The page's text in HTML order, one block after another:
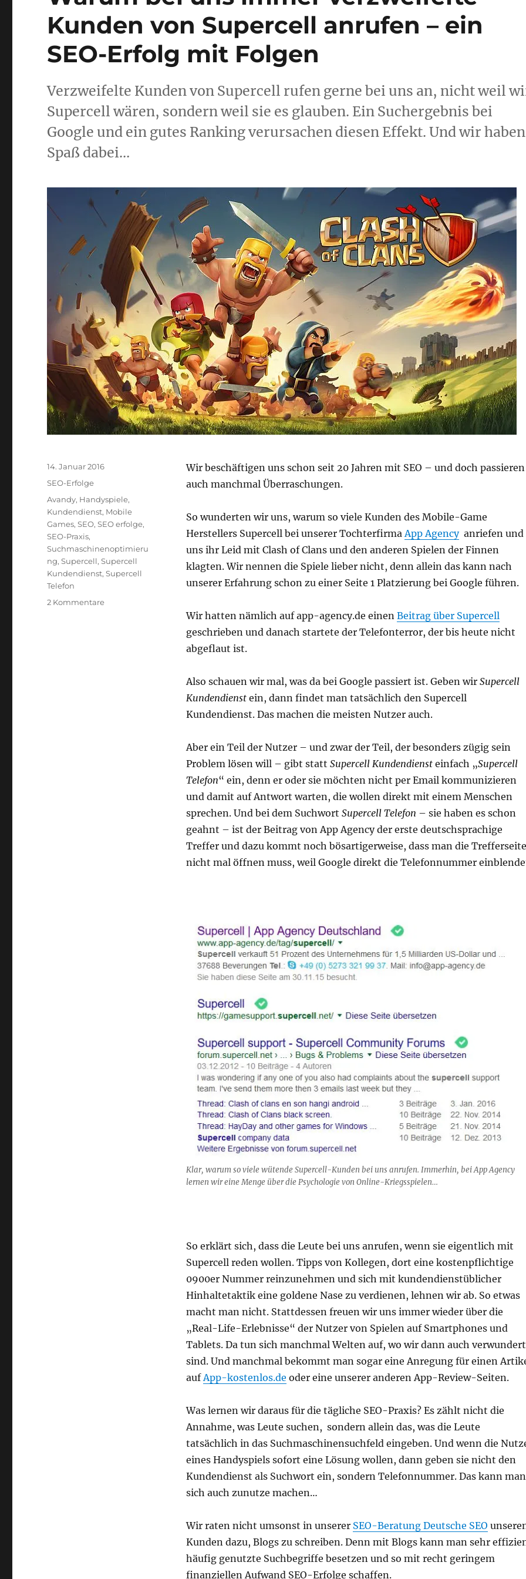
Kunden von Supercell anrufen – ein
SEO-Erfolg mit Folgen
Verzweifelte Kunden von Supercell rufen gerne bei uns an, nicht weil
Supercell wären, sondern weil sie es glauben. Ein Suchergebnis bei
Google und ein gutes Ranking verursachen diesen Effekt. Und wir haben
Spaß dabei…
Wir beschäftigen uns schon seit 20 Jahren mit SEO – und doch passieren
auch manchmal Überraschungen.
So wunderten wir uns, warum so viele Kunden des Mobile-Game
Herstellers Supercell bei unserer Tochterfirma App Agencyanriefen und
uns ihr Leid mit Clash of Clans und den anderen Spielen der Finnen
klagten. Wir nennen die Spiele lieber nicht, denn allein das kann nach
unserer Erfahrung schon zu einer Seite 1 Platzierung bei Google führen.
Wir hatten nämlich auf app-agency.de einen Beitrag über Supercell
geschrieben und danach startete der Telefonterror, der bis heute nicht
abgeflaut ist.
Also schauen wir mal, was da bei Google passiert ist. Geben wir Supercell
Kundendienstein, dann findet man tatsächlich den Supercell
Kundendienst. Das machen die meisten Nutzer auch.
Aber ein Teil der Nutzer – und zwar der Teil, der besonders zügig sein
Problem lösen will – gibt statt Supercell Kundendiensteinfach „Supercell
Telefon“ ein, denn er oder sie möchten nicht per Email kommunizieren
und damit auf Antwort warten, die wollen direkt mit einem Menschen
sprechen. Und bei dem Suchwort Supercell Telefon – sie haben es schon
geahnt – ist der Beitrag von App Agency der erste deutschsprachige
Treffer und dazu kommt noch bösartigerweise, dass man die Trefferseite
nicht mal öffnen muss, weil Google direkt die Telefonnummer
Klar, warum so viele wütende Supercell-Kunden bei uns anrufen. Immerhin, bei App Agency
lernen wir eine Menge über die Psychologie von Online-Kriegsspielen…
So erklärt sich, dass die Leute bei uns anrufen, wenn sie eigentlich mit
Supercell reden wollen. Tipps von Kollegen, dort eine kostenpflichtige
0900er Nummer reinzunehmen und sich mit kundendienstüblicher
Hinhaltetaktik eine goldene Nase zu verdienen, lehnen wir ab. So etwas
macht man nicht. Stattdessen freuen wir uns immer wieder über die
„Real-Life-Erlebnisse“ der Nutzer von Spielen auf Smartphones und
Tablets. Da tun sich manchmal Welten auf, wo wir dann auch verwundert
sind. Und manchmal bekommt man sogar eine Anregung für einen
auf App-kostenlos.de oder eine unserer anderen App-Review-Seiten.
Was lernen wir daraus für die tägliche SEO-Praxis? Es zählt nicht die
Annahme, was Leute suchen, sondern allein das, was die Leute
tatsächlich in das Suchmaschinensuchfeld eingeben. Und wenn die
eines Handyspiels sofort eine Lösung wollen, dann geben sie nicht den
Kundendienst als Suchwort ein, sondern Telefonnummer. Das kann man
sich auch zunutze machen…
Wir raten nicht umsonst in unserer SEO-Beratung Deutsche SEO
Kunden dazu, Blogs zu schreiben. Denn mit Blogs kann man sehr
häufig genutzte Suchbegriffe besetzen und so mit recht geringem
finanziellen Aufwand SEO-Erfolge schaffen.
Veröffentlicht
14. Januar 2016
Kategorien
SEO-Erfolge
Schlagwörter
Avandy, Handyspiele,
Kundendienst, Mobile
Games,SEO,SEO erfolge,
SEO-Praxis,
Suchmaschinenoptimieru
ng,Supercell,Supercell
Kundendienst,Supercell
Telefon
2 Kommentarezu